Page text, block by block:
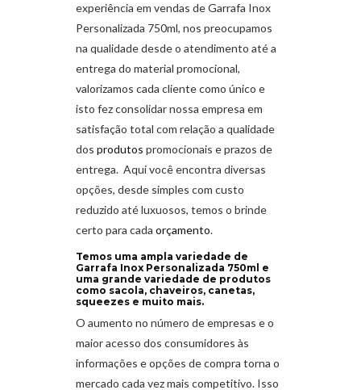
experiência em vendas de Garrafa Inox
Personalizada 750ml, nos preocupamos
na qualidade desde o atendimento até a
entrega do material promocional,
valorizamos cada cliente como único e
isto fez consolidar nossa empresa em
satisfação total com relação a qualidade
dos produtos promocionais e prazos de
entrega. Aqui você encontra diversas
opções, desde simples com custo
reduzido até luxuosos, temos o brinde
certo para cada orçamento.
Temos uma ampla variedade de
Garrafa Inox Personalizada 750ml e
uma grande variedade de produtos
como sacola, chaveiros, canetas,
squeezes e muito mais.
O aumento no número de empresas e o
maior acesso dos consumidores às
informações e opções de compra torna o
mercado cada vez mais competitivo. Isso